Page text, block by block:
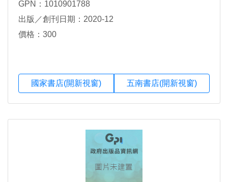
GPN：1010901788
出版／創刊日期：2020-12
價格：300
國家書店(開新視窗) 五南書店(開新視窗)